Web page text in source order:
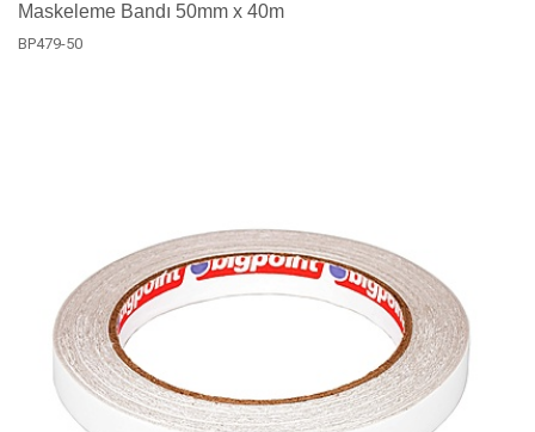
Maskeleme Bandı 50mm x 40m
BP479-50